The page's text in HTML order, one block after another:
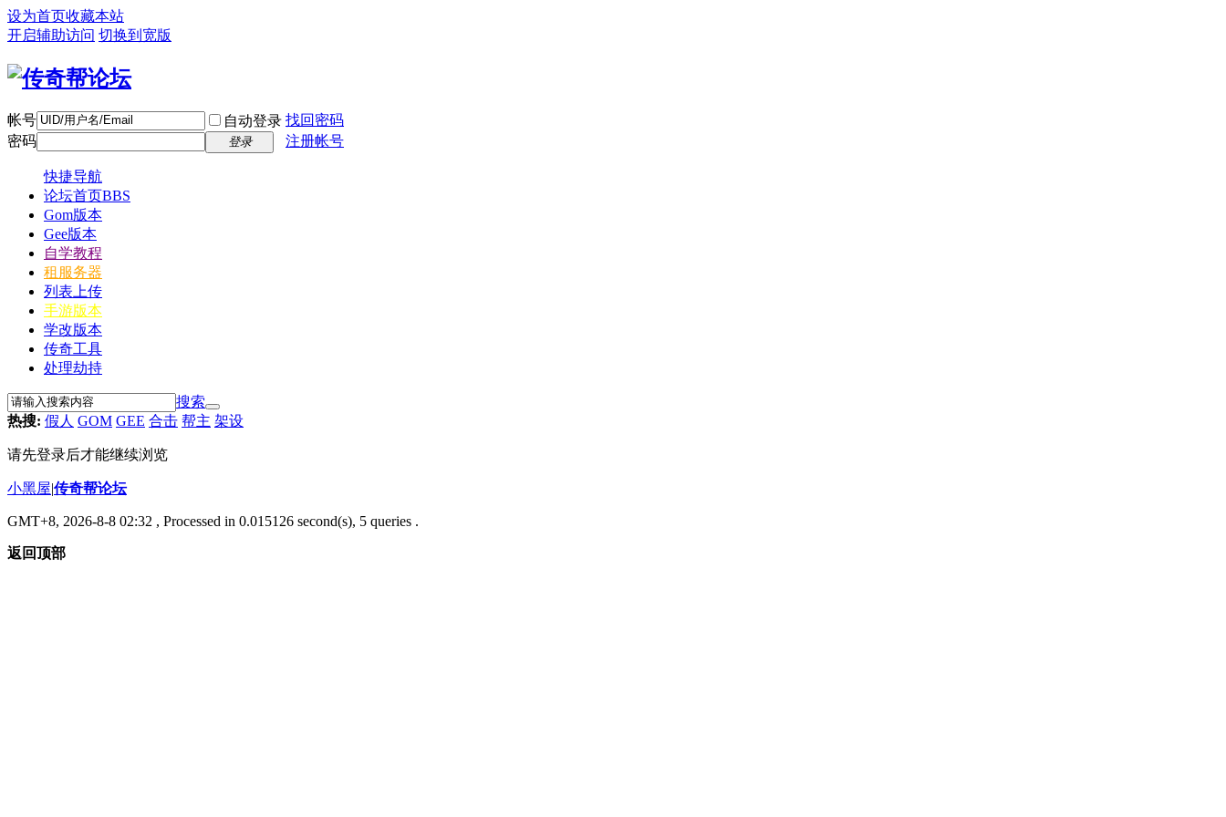
设为首页收藏本站
开启辅助访问 切换到宽版
帐号 自动登录 找回密码
密码
登录 注册帐号
快捷导航
论坛首页BBS
Gom版本
Gee版本
自学教程
租服务器
列表上传
手游版本
学改版本
传奇工具
处理劫持
搜索
热搜: 假人 GOM GEE 合击 帮主 架设
请先登录后才能继续浏览
小黑屋|传奇帮论坛
GMT+8, 2026-8-8 02:32 , Processed in 0.015126 second(s), 5 queries .
返回顶部